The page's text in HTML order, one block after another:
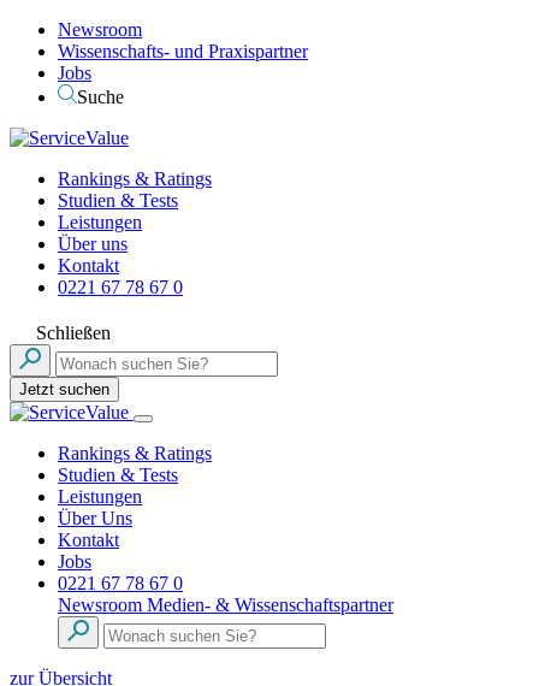
Newsroom
Wissenschafts- und Praxispartner
Jobs
Suche
Rankings & Ratings
Studien & Tests
Leistungen
Über uns
Kontakt
0221 67 78 67 0
Schließen
Jetzt suchen
Rankings & Ratings
Studien & Tests
Leistungen
Über Uns
Kontakt
Jobs
0221 67 78 67 0
Newsroom Medien- & Wissenschaftspartner
zur Übersicht